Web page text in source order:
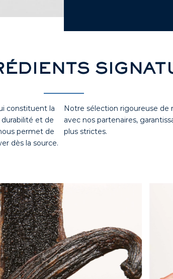
constituent la
et de
permet de
dès la source.
Notre sélection rigoureuse de
avec nos partenaires,
plus strictes.